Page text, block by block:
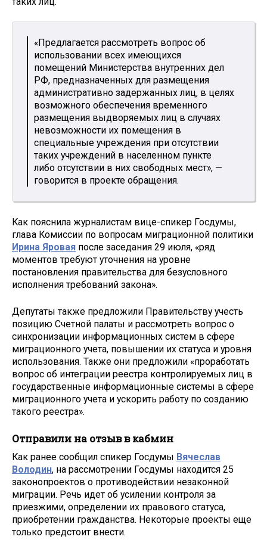
«Предлагается рассмотреть вопрос об
использовании всех имеющихся
помещений Министерства внутренних дел
РФ, предназначенных для размещения
административно задержанных лиц, в целях
возможного обеспечения временного
размещения выдворяемых лиц в случаях
невозможности их помещения в
специальные учреждения при отсутствии
таких учреждений в населенном пункте
либо отсутствии в них свободных мест», —
говорится в проекте обращения.
Как пояснила журналистам вице-спикер Госдумы,
глава Комиссии по вопросам миграционной политики
Ирина Яровая после заседания 29 июля, «ряд
моментов требуют уточнения на уровне
постановления правительства для безусловного
исполнения требований закона».
Депутаты также предложили Правительству учесть
позицию Счетной палаты и рассмотреть вопрос о
синхронизации информационных систем в сфере
миграционного учета, повышении их статуса и уровня
использования. Также они предложили «проработать
вопрос об интеграции реестра контролируемых лиц в
государственные информационные системы в сфере
миграционного учета и ускорить работу по созданию
такого реестра».
Отправили на отзыв в кабмин
Как ранее сообщил спикер Госдумы Вячеслав
Володин, на рассмотрении Госдумы находится 25
законопроектов о противодействии незаконной
миграции. Речь идет об усилении контроля за
приезжими, определении их правового статуса,
приобретении гражданства. Некоторые проекты еще
только предстоит внести.